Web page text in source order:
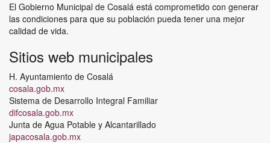
El Gobierno Municipal de Cosalá está comprometido con generar
las condiciones para que su población pueda tener una mejor
calidad de vida.
Sitios web municipales
H. Ayuntamiento de Cosalá
cosala.gob.mx
Sistema de Desarrollo Integral Familiar
difcosala.gob.mx
Junta de Agua Potable y Alcantarillado
japacosala.gob.mx